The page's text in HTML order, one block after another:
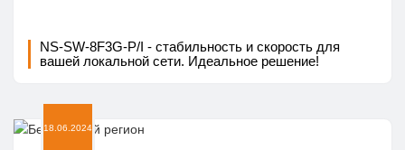
NS-SW-8F3G-P/I - стабильность и скорость для
вашей локальной сети. Идеальное решение!
18.06.2024